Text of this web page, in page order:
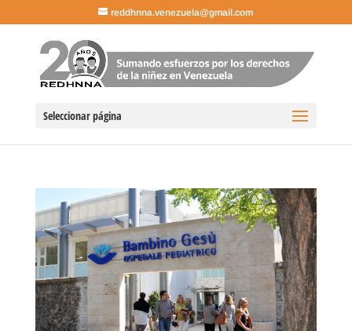
reddhnna.venezuela@gmail.com
Seleccionar página